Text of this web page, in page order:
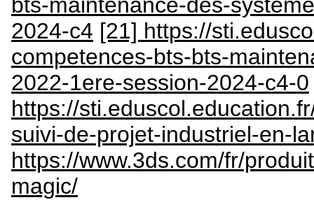
bts-maintenance-des-
2024-c4 [21] https://
competences-bts-bts-
2022-1ere-session-2024-c4-0
https://
suivi-de-projet-industriel-en-
https://www.3ds.com/fr/
magic/